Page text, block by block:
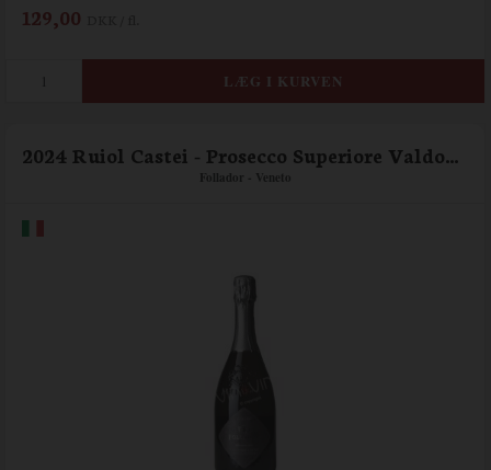
129,00
2024 Ruiol Castei - Prosecco Superiore Valdobbiadene DOCG Extra Dry
Follador - Veneto